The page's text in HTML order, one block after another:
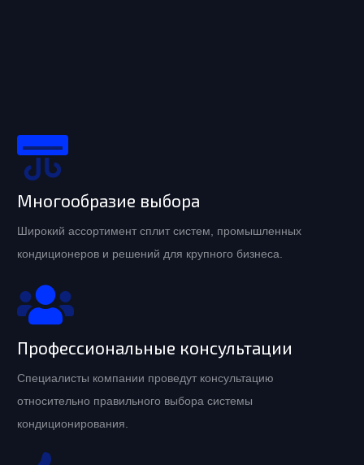
Многообразие выбора
Широкий ассортимент сплит систем, промышленных
кондиционеров и решений для крупного бизнеса.
Профессиональные консультации
Специалисты компании проведут консультацию
относительно правильного выбора системы
кондиционирования.